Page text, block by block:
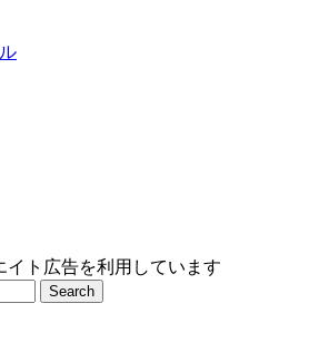
イト広告を利用しています
Search